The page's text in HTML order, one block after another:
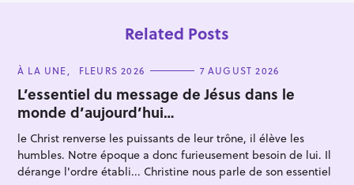
Related Posts
C
T
E
G
O
R
I
E
S
À LA UNE FLEURS 2026 7 AUGUST 2026
L’essentiel du message de Jésus dans le
monde d’aujourd’hui…
le Christ renverse les puissants de leur trône, il élève les
humbles. Notre époque a donc furieusement besoin de lui. Il
dérange l'ordre établi... Christine nous parle de son essentiel